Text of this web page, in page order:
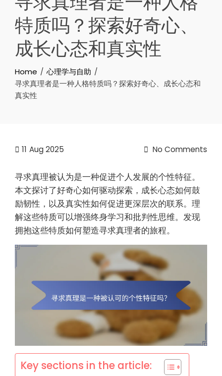
特质吗？探索好奇心、
成长心态和真实性
Home
心理学与自助
寻求真理者是一种人格特质吗？探索好奇心、成长心态和
真实性
11 Aug 2025 No Comments
寻求真理被认为是一种促进个人发展的个性特征。
本文探讨了好奇心如何驱动探索，成长心态如何鼓
励韧性，以及真实性如何促进更深层次的联系。理
解这些特质可以增强终身学习和批判性思维。发现
拥抱这些特质如何塑造寻求真理者的旅程。
Key sections in the article: